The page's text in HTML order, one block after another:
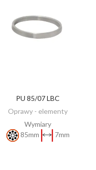
ZOBACZ
PU 85/07 LBC
Oprawy - elementy
Wymiary
85mm
7mm